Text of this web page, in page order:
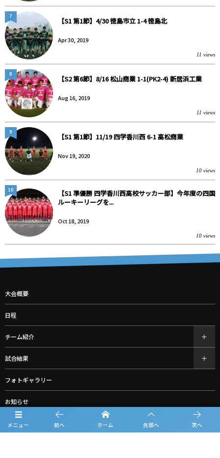
【S1 第1節】4/30 徳島市立 1-4 徳島北
Apr 30, 2019
11 views
7
【S2 第6節】8/16 松山商業 1-1(PK2-4) 新居浜工業
Aug 16, 2019
11 views
8
【S1 第1節】11/19 四学香川西 6-1 高松商業
Nov 19, 2020
10 views
9
【S1 準優勝 四学香川西高校サッカー部】今年度の四国
ルーキーリーグを...
Oct 18, 2019
10 views
10
メニュー 前へ ホーム 先頭へ 次へ
大会概要
日程
チーム紹介
試合結果
フォトギャラリー
お知らせ
ルーキーリーグ一覧